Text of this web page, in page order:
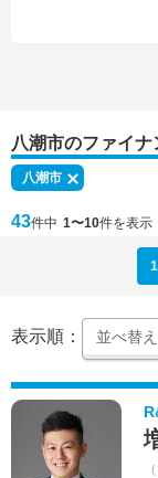
何より、とても親身になって対応して
八潮市のファイ
八潮市
43件中 1〜10件を表示
1
表示順：